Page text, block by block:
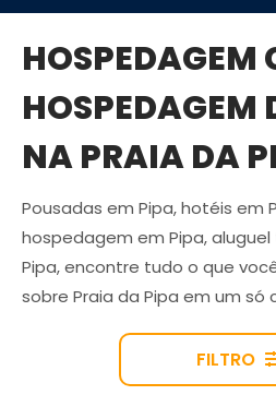
HOSPEDAGEM
HOSPEDAGEM
NA PRAIA DA
Pousadas em Pipa, hotéis em
hospedagem em Pipa,
Pipa, encontre tudo o que
sobre Praia da Pipa em um só
FILTRO